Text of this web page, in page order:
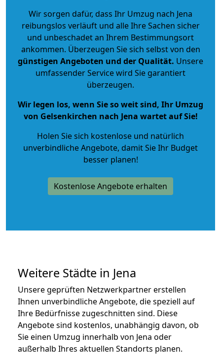
Wir sorgen dafür, dass Ihr Umzug nach Jena
reibungslos verläuft und alle Ihre Sachen sicher
und unbeschadet an Ihrem Bestimmungsort
ankommen. Überzeugen Sie sich selbst von den
günstigen Angeboten und der Qualität. Unsere
umfassender Service wird Sie garantiert
überzeugen.
Wir legen los, wenn Sie so weit sind, Ihr Umzug
von Gelsenkirchen nach Jena wartet auf Sie!
Holen Sie sich kostenlose und natürlich
unverbindliche Angebote, damit Sie Ihr Budget
besser planen!
Kostenlose Angebote erhalten
Weitere Städte in Jena
Unsere geprüften Netzwerkpartner erstellen
Ihnen unverbindliche Angebote, die speziell auf
Ihre Bedürfnisse zugeschnitten sind. Diese
Angebote sind kostenlos, unabhängig davon, ob
Sie einen Umzug innerhalb von Jena oder
außerhalb Ihres aktuellen Standorts planen.